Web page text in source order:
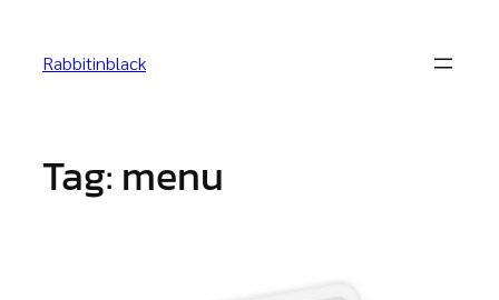
content
Rabbitinblack
Tag: menu